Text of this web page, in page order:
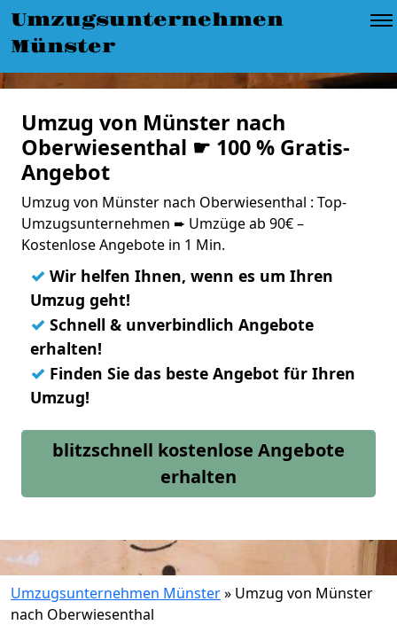
Umzugsunternehmen
Münster
Umzug von Münster nach
Oberwiesenthal ☛ 100 % Gratis-
Angebot
Umzug von Münster nach Oberwiesenthal : Top-
Umzugsunternehmen ➨ Umzüge ab 90€ –
Kostenlose Angebote in 1 Min.
✓ Wir helfen Ihnen, wenn es um Ihren
Umzug geht!
✓ Schnell & unverbindlich Angebote
erhalten!
✓ Finden Sie das beste Angebot für Ihren
Umzug!
blitzschnell kostenlose Angebote
erhalten
Umzugsunternehmen Münster» Umzug von Münster
nach Oberwiesenthal